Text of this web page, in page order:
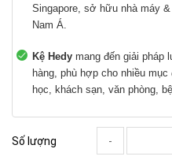
Singapore, sở hữu nhà máy
Nam Á.
Kệ Hedy mang đến giải pháp
hàng, phù hợp cho nhiều
học, khách sạn, văn phòng,
Số lượng -